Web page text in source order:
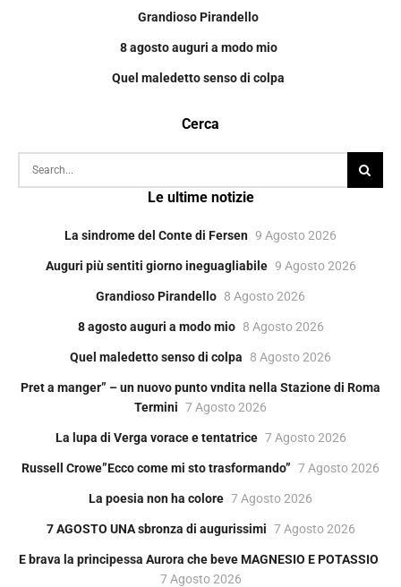
Grandioso Pirandello
8 agosto auguri a modo mio
Quel maledetto senso di colpa
Cerca
Le ultime notizie
La sindrome del Conte di Fersen 9 Agosto 2026
Auguri più sentiti giorno ineguagliabile 9 Agosto 2026
Grandioso Pirandello 8 Agosto 2026
8 agosto auguri a modo mio 8 Agosto 2026
Quel maledetto senso di colpa 8 Agosto 2026
Pret a manger” – un nuovo punto vndita nella Stazione di Roma
Termini 7 Agosto 2026
La lupa di Verga vorace e tentatrice 7 Agosto 2026
Russell Crowe”Ecco come mi sto trasformando” 7 Agosto 2026
La poesia non ha colore 7 Agosto 2026
7 AGOSTO UNA sbronza di augurissimi 7 Agosto 2026
E brava la principessa Aurora che beve MAGNESIO E POTASSIO
7 Agosto 2026